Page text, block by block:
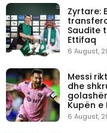
Zyrtare:
Saudite
Ettifaq
6 August,
Messi
dhe
Kupën e
6 August,